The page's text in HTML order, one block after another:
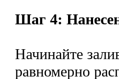
Шаг 4:
Начинайте
равномерно